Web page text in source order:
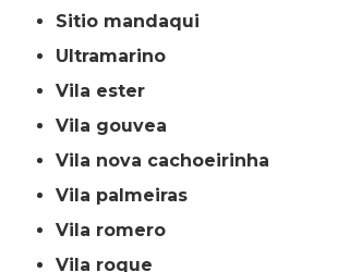
sitio mandaqui
ultramarino
vila ester
vila gouvea
vila nova cachoeirinha
vila palmeiras
vila romero
vila roque